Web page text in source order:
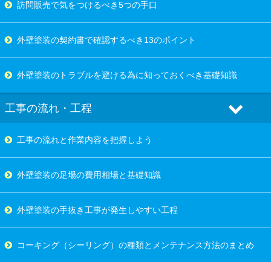
訪問販売で気をつけるべき5つの手口
外壁塗装の契約書で確認するべき13のポイント
外壁塗装のトラブルを避ける為に知っておくべき基礎知識
工事の流れ・工程
工事の流れと作業内容を把握しよう
外壁塗装の足場の費用相場と基礎知識
外壁塗装の手抜き工事が発生しやすい工程
コーキング（シーリング）の種類とメンテナンス方法のまとめ